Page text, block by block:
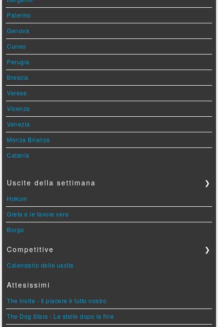
Palermo
Genova
Cuneo
Perugia
Brescia
Varese
Vicenza
Venezia
Monza Brianza
Catania
Uscite della settimana ❯
Hokum
Greta e le favole vere
Borgo
Competitive ❯
Calendario delle uscite
Attesissimi
The Invite - Il piacere è tutto nostro
The Dog Stars - Le stelle dopo la fine